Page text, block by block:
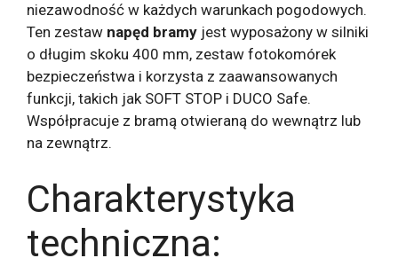
niezawodność w każdych warunkach pogodowych.
Ten zestaw napęd bramy jest wyposażony w silniki
o długim skoku 400 mm, zestaw fotokomórek
bezpieczeństwa i korzysta z zaawansowanych
funkcji, takich jak SOFT STOP i DUCO Safe.
Współpracuje z bramą otwieraną do wewnątrz lub
na zewnątrz.
Charakterystyka
techniczna: